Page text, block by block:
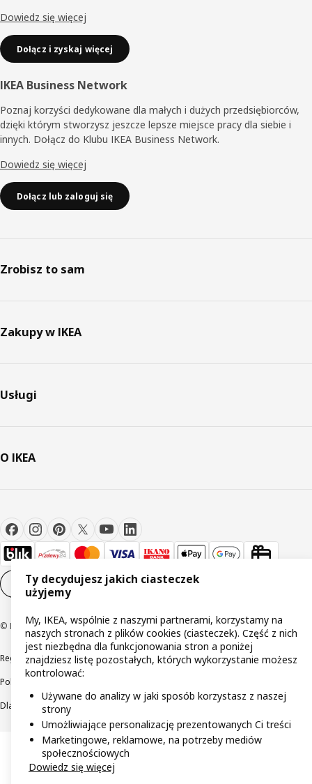
Dowiedz się więcej
Dołącz i zyskaj więcej
IKEA Business Network
Poznaj korzyści dedykowane dla małych i dużych przedsiębiorców,
dzięki którym stworzysz jeszcze lepsze miejsce pracy dla siebie i
innych. Dołącz do Klubu IKEA Business Network.
Dowiedz się więcej
Dołącz lub zaloguj się
Zrobisz to sam
Zakupy w IKEA
Usługi
O IKEA
Ustawienia plików cookie PL
© Inter IKEA Systems B.V 1999-2026
RegulaminyPolityka prywatnościWycofane produkty
Polityka odpowiedzialnego ujawniania informacji
Dla akcjonariuszy IKEA Distribution
Ty decydujesz jakich ciasteczek
użyjemy
My, IKEA, wspólnie z naszymi partnerami, korzystamy na
naszych stronach z plików cookies (ciasteczek). Część z nich
jest niezbędna dla funkcjonowania stron a poniżej
znajdziesz listę pozostałych, których wykorzystanie możesz
kontrolować:
Używane do analizy w jaki sposób korzystasz z naszej
strony
Umożliwiające personalizację prezentowanych Ci treści
Marketingowe, reklamowe, na potrzeby mediów
społecznościowych
Dowiedz się więcej